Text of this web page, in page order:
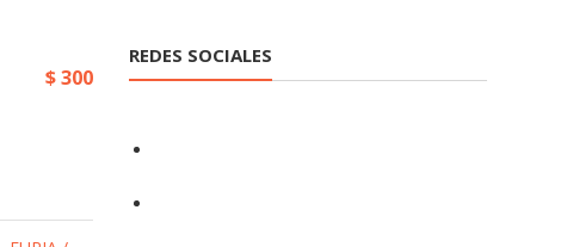
$300
REDES SOCIALES